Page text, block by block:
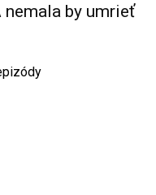
nemala by umrieť